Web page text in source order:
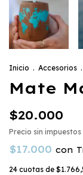
Inicio . Accesorios .
Mate
$20.000
Precio sin impuestos
$17.000 con
24 cuotas de